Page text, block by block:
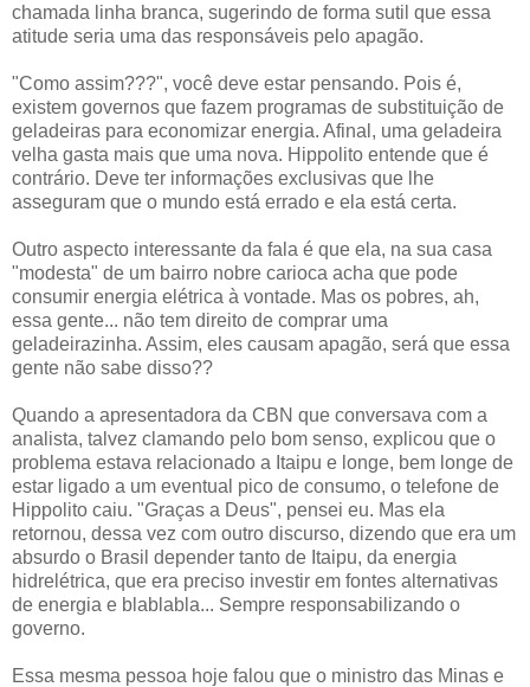
chamada linha branca, sugerindo de forma sutil que essa
atitude seria uma das responsáveis pelo apagão.
"Como assim???", você deve estar pensando. Pois é,
existem governos que fazem programas de substituição de
geladeiras para economizar energia. Afinal, uma geladeira
velha gasta mais que uma nova. Hippolito entende que é
contrário. Deve ter informações exclusivas que lhe
asseguram que o mundo está errado e ela está certa.
Outro aspecto interessante da fala é que ela, na sua casa
"modesta" de um bairro nobre carioca acha que pode
consumir energia elétrica à vontade. Mas os pobres, ah,
essa gente... não tem direito de comprar uma
geladeirazinha. Assim, eles causam apagão, será que essa
gente não sabe disso??
Quando a apresentadora da CBN que conversava com a
analista, talvez clamando pelo bom senso, explicou que o
problema estava relacionado a Itaipu e longe, bem longe de
estar ligado a um eventual pico de consumo, o telefone de
Hippolito caiu. "Graças a Deus", pensei eu. Mas ela
retornou, dessa vez com outro discurso, dizendo que era um
absurdo o Brasil depender tanto de Itaipu, da energia
hidrelétrica, que era preciso investir em fontes alternativas
de energia e blablabla... Sempre responsabilizando o
governo.
Essa mesma pessoa hoje falou que o ministro das Minas e